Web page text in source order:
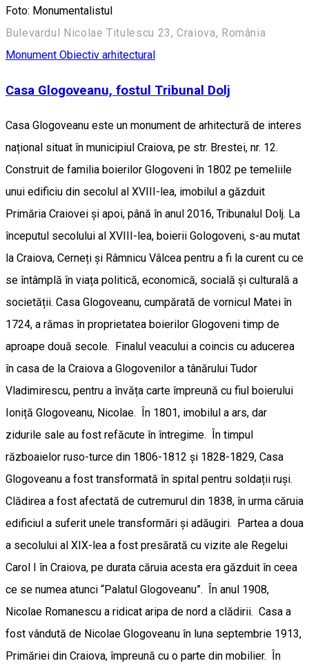
Foto: Monumentalistul
Bulevardul Nicolae Titulescu 23, Craiova, România
Monument Obiectiv arhitectural
Casa Glogoveanu, fostul Tribunal Dolj
Casa Glogoveanu este un monument de arhitectură de interes
național situat în municipiul Craiova, pe str. Brestei, nr. 12.
Construit de familia boierilor Glogoveni în 1802 pe temeliile
unui edificiu din secolul al XVIII-lea, imobilul a găzduit
Primăria Craiovei și apoi, până în anul 2016, Tribunalul Dolj. La
începutul secolului al XVIII-lea, boierii Gologoveni, s-au mutat
la Craiova, Cerneți și Râmnicu Vâlcea pentru a fi la curent cu ce
se întâmplă în viața politică, economică, socială și culturală a
societății. Casa Glogoveanu, cumpărată de vornicul Matei în
1724, a rămas în proprietatea boierilor Glogoveni timp de
aproape două secole. Finalul veacului a coincis cu aducerea
în casa de la Craiova a Glogovenilor a tânărului Tudor
Vladimirescu, pentru a învăța carte împreună cu fiul boierului
Ioniță Glogoveanu, Nicolae. În 1801, imobilul a ars, dar
zidurile sale au fost refăcute în întregime. În timpul
războaielor ruso-turce din 1806-1812 și 1828-1829, Casa
Glogoveanu a fost transformată în spital pentru soldații ruși.
Clădirea a fost afectată de cutremurul din 1838, în urma căruia
edificiul a suferit unele transformări și adăugiri. Partea a doua
a secolului al XIX-lea a fost presărată cu vizite ale Regelui
Carol I în Craiova, pe durata căruia acesta era găzduit în ceea
ce se numea atunci “Palatul Glogoveanu”. În anul 1908,
Nicolae Romanescu a ridicat aripa de nord a clădirii. Casa a
fost vândută de Nicolae Glogoveanu în luna septembrie 1913,
Primăriei din Craiova, împreună cu o parte din mobilier. În